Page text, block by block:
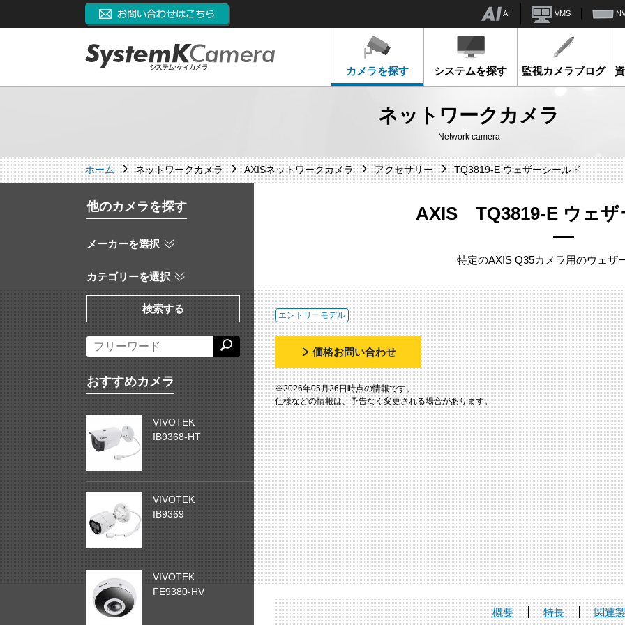
AI VMS
カメラを探す システムを探す 監視カメラブログ
ネットワークカメラ
Network camera
ホーム ネットワークカメラ AXISネットワークカメラ アクセサリー TQ3819-E ウェザーシールド
AXIS TQ3819-E ウェザ
特定のAXIS Q35カメラ用のウェザ
エントリーモデル
価格お問い合わせ
※2026年05月26日時点の情報です。
仕様などの情報は、予告なく変更される場合があります。
概要 特長 関連
他のカメラを探す
メーカーを選択
カテゴリーを選択
検索する
おすすめカメラ
VIVOTEK
IB9368-HT
VIVOTEK
IB9369
VIVOTEK
FE9380-HV